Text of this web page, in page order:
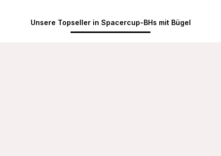
Unsere Topseller in Spacercup-BHs mit Bügel